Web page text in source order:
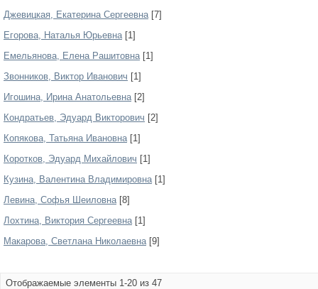
Джевицкая, Екатерина Сергеевна[7]
Егорова, Наталья Юрьевна[1]
Емельянова, Елена Рашитовна[1]
Звонников, Виктор Иванович [1]
Игошина, Ирина Анатольевна[2]
Кондратьев, Эдуард Викторович [2]
Копякова, Татьяна Ивановна[1]
Коротков, Эдуард Михайлович [1]
Кузина, Валентина Владимировна[1]
Левина, Софья Шеиловна[8]
Лохтина, Виктория Сергеевна[1]
Макарова, Светлана Николаевна[9]
Отображаемые элементы 1-20 из 47